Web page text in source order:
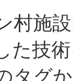
村施
た技
タグ